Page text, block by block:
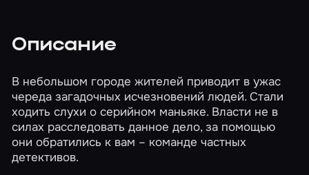
Описание
В небольшом городе жителей приводит в ужас
череда загадочных исчезновений людей. Стали
ходить слухи о серийном маньяке. Власти не в
силах расследовать данное дело, за помощью
они обратились к вам – команде частных
детективов.